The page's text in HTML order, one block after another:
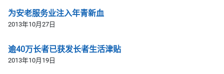
为安老服务业注入年青新血
2013年10月27日
逾40万长者已获发长者生活津贴
2013年10月19日